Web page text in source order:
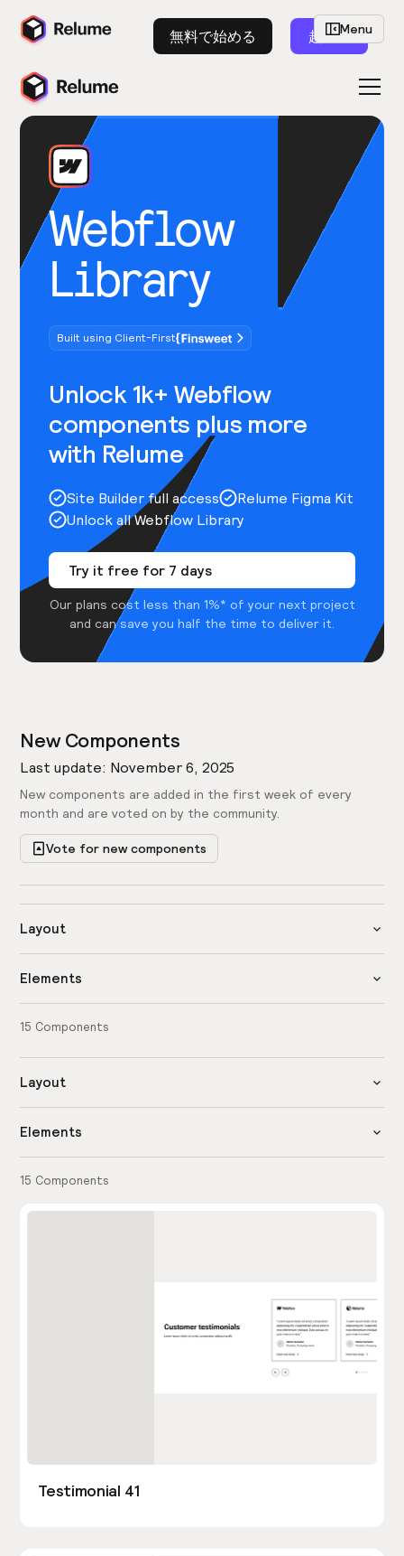
無料で始める 起動
Webflow
Library
Built using Client-First
Unlock 1k+ Webflow
components plus more
with Relume
Site Builder full access
Relume Figma Kit
Unlock all Webflow Library
Try it free for 7 days
Our plans cost less than 1%* of your next project
and can save you half the time to deliver it.
Menu
New Components
Last update: November 6, 2025
New components are added in the first week of every
month and are voted on by the community.
Vote for new components
Layout
Elements
15 Components
Layout
Elements
15 Components
Testimonial 41